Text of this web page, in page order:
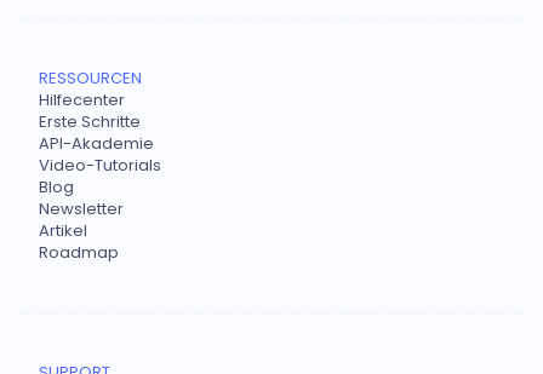
RESSOURCEN
Hilfecenter
Erste Schritte
API-Akademie
Video-Tutorials
Blog
Newsletter
Artikel
Roadmap